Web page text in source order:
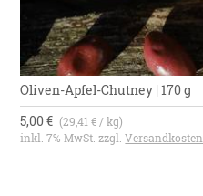
Oliven-Apfel-Chutney | 170 g
5,00 € (29,41 € / kg)
inkl. 7% MwSt. zzgl.Versandkosten